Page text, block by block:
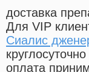
доставка
Для VIP
Сиалис
круглосуточно
оплата